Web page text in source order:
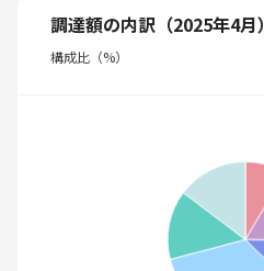
調達額の内訳（2025年4月）
構成比（%）